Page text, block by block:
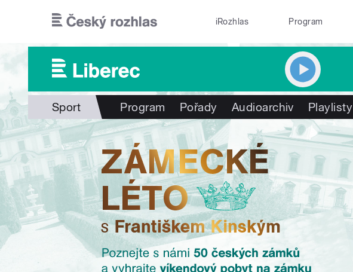
iRozhlas Program
Sport Program Pořady Audioarchiv Playlisty